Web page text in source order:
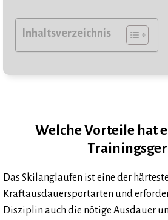
Inhaltsverzeichnis
Welche Vorteile hat
Das Skilanglaufen ist eine der
Kraftausdauersportarten und
Disziplin auch die nötige Ausdauer